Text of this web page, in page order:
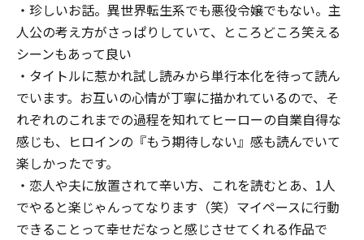
・珍しいお話。異世界転生系でも悪役令嬢でもない。主
人公の考え方がさっぱりしていて、ところどころ笑える
シーンもあって良い
・タイトルに惹かれ試し読みから単行本化を待って読ん
でいます。お互いの心情が丁寧に描かれているので、そ
れぞれのこれまでの過程を知れてヒーローの自業自得な
感じも、ヒロインの『もう期待しない』感も読んでいて
楽しかったです。
・恋人や夫に放置されて辛い方、これを読むとあ、1人
でやると楽じゃんってなります（笑）マイペースに行動
できることって幸せだなっと感じさせてくれる作品で